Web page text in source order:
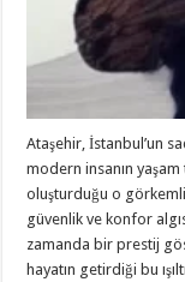
Ataşehir, İstanbul’un
modern insanın
oluşturduğu o
güvenlik ve konfor
zamanda bir prestij
hayatın getirdiği bu